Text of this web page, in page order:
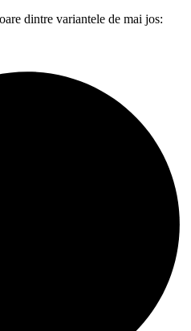
dintre variantele de mai jos: